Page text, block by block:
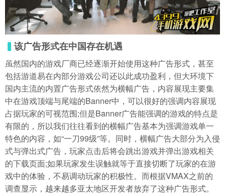
▍该广告形式在中国存在机遇
虽然国内的游戏厂商已经逐渐开始使用这种广告形式，甚至
包括游道易在内部分游戏公司还以此成功盈利，但大环境下
国内主流的内置广告形式依然为横幅广告，内容展现主要集
中在游戏顶端与尾端的Banner中，可以很好的强调内容展现
占据玩家的可视范围;但是Banner广告能强调的游戏的特点是
有限的，所以我们往往看到的横幅广告基本为强调游戏单一
特色的内容，如“一刀99级”等。同时，横幅广告大部分为入侵
式与弹出式广告，玩家点击后将会跳出游戏并弹出游戏相关
的下载页面;如果玩家发生误触就等于直接切断了玩家的在游
戏中的体验，不易调动玩家的积极性。而根据VMAX之前的
调查显示，越来越多亚太地区开发者放弃了这种广告形式。